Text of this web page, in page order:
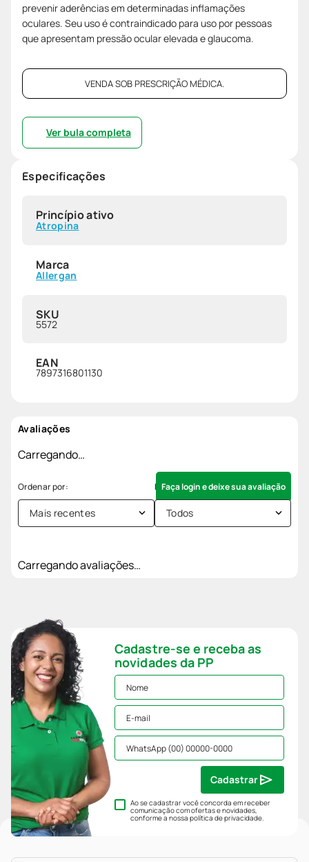
prevenir aderências em determinadas inflamações
oculares. Seu uso é contraindicado para uso por pessoas
que apresentam pressão ocular elevada e glaucoma.
VENDA SOB PRESCRIÇÃO MÉDICA.
Ver bula completa
Especificações
Princípio ativo
Atropina
Marca
Allergan
SKU
5572
EAN
7897316801130
Avaliações
Carregando…
Faça login e deixe sua avaliação
Mais recentes Todos
Carregando avaliações…
Cadastre-se e receba as
novidades da PP
Ao se cadastrar você concorda em receber
comunicação com ofertas e novidades,
conforme a nossapolítica de privacidade.
Cadastrar